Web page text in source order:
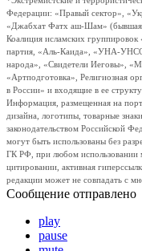
Федерации: «Правый сектор»,
«Джабхат Фатх аш-Шам» (бывшая
Коалиция исламских
партия, «Аль-Каида», «УНА-
народа», «Свидетели Иеговы»,
«Артподготовка», Религиозная
в России» и входящие в ее
Информация, размещенная на
дизайна, логотипы, товарные
законодательством Российской
могут быть использованы без
ГК РФ, при любом использовании
цитировании, активная
редакции может не совпадать с
Сообщение отправлено
play
pause